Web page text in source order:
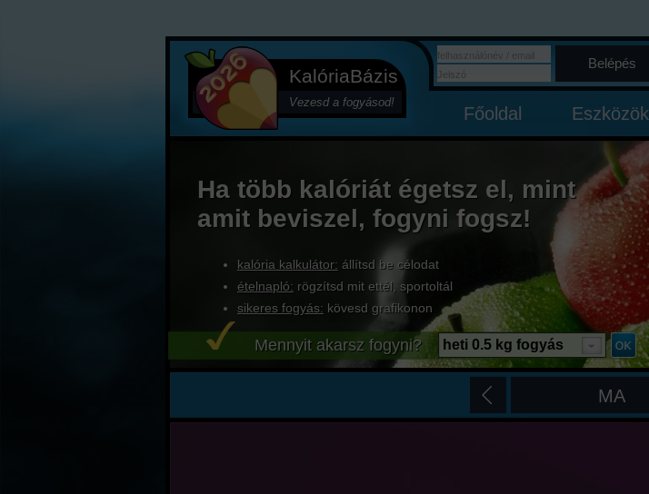
KalóriaBázis
Vezesd a fogyásod!
Belépés
Főoldal Eszközök
Ha több kalóriát égetsz el, mint
amit beviszel, fogyni fogsz!
kalória kalkulátor: állítsd be célodat
ételnapló: rögzítsd mit ettél, sportoltál
sikeres fogyás: kövesd grafikonon
Mennyit akarsz fogyni? heti 0.5 kg fogyás
MA